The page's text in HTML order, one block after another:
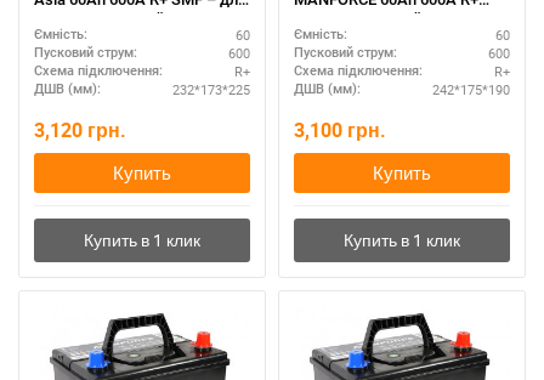
сложных условий
Ємність: 60
Пусковий струм: 600
Схема підключення: R+
ДШВ (мм): 232*173*225
3,120 грн.
Купить
SMF – усиленный старт
Ємність: 60
Пусковий струм: 600
Схема підключення: R+
ДШВ (мм): 242*175*190
3,100 грн.
Купить